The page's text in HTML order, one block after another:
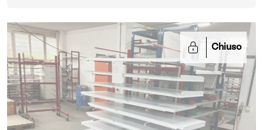
Chiuso